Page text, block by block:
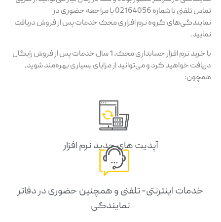
تماس تلفنی با شماره 02164056 یا مراجعه حضوری در
نمایندگی‌های گروه نرم افزاری محک خدمات پس از فروش دریافت
نمایید.
با خرید نرم افزار حسابداری محک، 1 سال خدمات پس از فروش رایگان
دریافت خواهید کرد و می‌توانید از مزایای بسیاری بهره‌مند شوید،
همچون:
آپدیت های جدید نرم افزار
خدمات اینترنتی- تلفنی و همچنین حضوری در دفاتر
نمایندگی